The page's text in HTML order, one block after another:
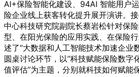
AI+保险智能化建设、94AI 智能用户
险企业线上获客转化提升展开演讲。
中心科技研究院副院长蔡岩松针对保
型、在阳光保险的应用实践、在保险
述了“大数据和人工智能技术加速企业
圆桌讨论环节，以“科技赋能保险数字
值评估”为主题，分别就科技如何赋能